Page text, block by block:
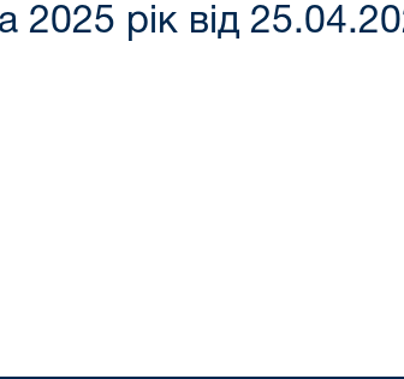
2025 рік від